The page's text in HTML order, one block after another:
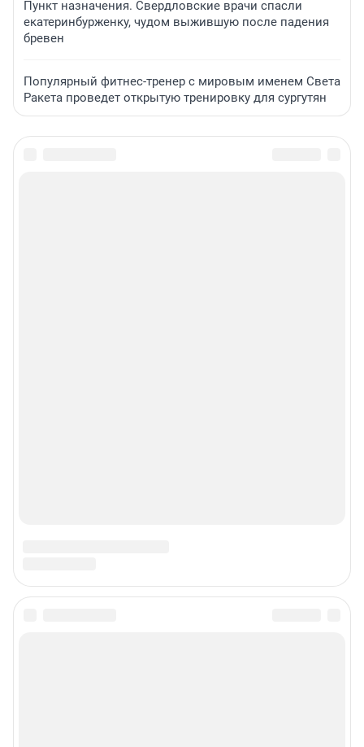
Пункт назначения. Свердловские врачи спасли
екатеринбурженку, чудом выжившую после падения
бревен
Популярный фитнес-тренер с мировым именем Света
Ракета проведет открытую тренировку для сургутян